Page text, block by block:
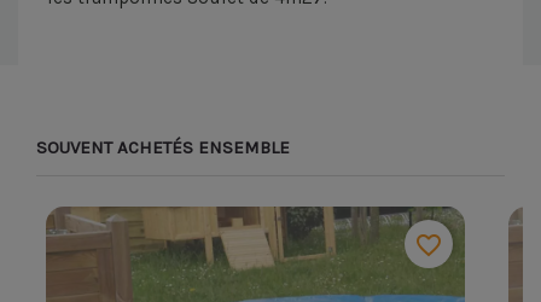
SOUVENT ACHETÉS ENSEMBLE
favorite_border